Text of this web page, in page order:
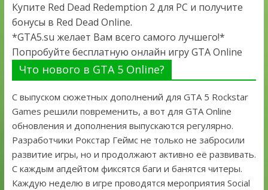
Купите Red Dead Redemption 2 для PC и получите
бонусы в Red Dead Online.
*GTA5.su желает Вам всего самого лучшего!*
Попробуйте бесплатную онлайн игру GTA Online
Что нового в GTA 5 Online?
С выпуском сюжетных дополнений для GTA 5 Rockstar
Games решили повременить, а вот для GTA Online
обновления и дополнения выпускаются регулярно.
Разработчики Рокстар Геймс не только не забросили
развитие игры, но и продолжают активно её развивать.
С каждым апдейтом фиксятся баги и банятся читеры.
Каждую неделю в игре проводятся мероприятия Social